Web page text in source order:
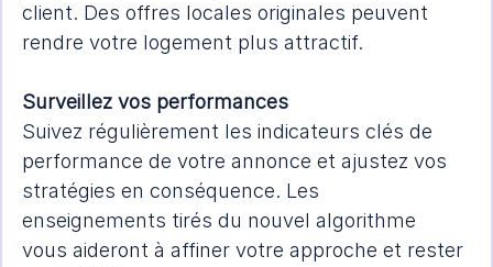
client. Des offres locales originales peuvent
rendre votre logement plus attractif.
Surveillez vos performances
Suivez régulièrement les indicateurs clés de
performance de votre annonce et ajustez vos
stratégies en conséquence. Les
enseignements tirés du nouvel algorithme
vous aideront à affiner votre approche et rester